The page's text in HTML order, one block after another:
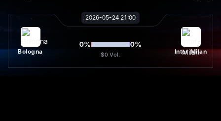
2026-05-24 21:00
Bologna
0% 0%
$0 Vol. Inter Milan